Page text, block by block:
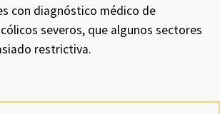
con diagnóstico médico de
severos, que algunos sectores
restrictiva.